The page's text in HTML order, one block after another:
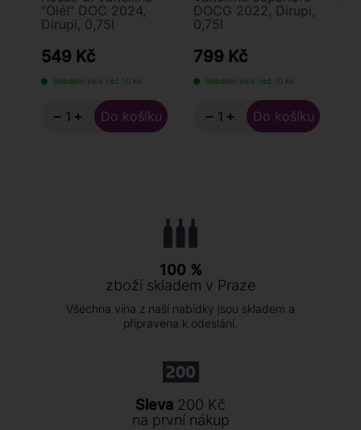
"Olé!" DOC 2024,
Dirupi, 0,75l
549 Kč
Skladem více než 10 ks
− +
DOCG 2022, Dirupi,
0,75l
799 Kč
Skladem více než 10 ks
− +
100 %
zboží skladem v Praze
Všechna vína z naší nabídky jsou skladem a
připravena k odeslání.
Sleva 200 Kč
na první nákup